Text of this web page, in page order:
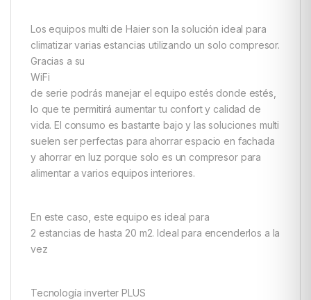
Los equipos multi de Haier son la solución ideal para
climatizar varias estancias utilizando un solo compresor.
Gracias a su
WiFi
de serie podrás manejar el equipo estés donde estés,
lo que te permitirá aumentar tu confort y calidad de
vida. El consumo es bastante bajo y las soluciones multi
suelen ser perfectas para ahorrar espacio en fachada
y ahorrar en luz porque solo es un compresor para
alimentar a varios equipos interiores.
En este caso, este equipo es ideal para
2 estancias de hasta 20 m2. Ideal para encenderlos a la
vez
Tecnología inverter PLUS